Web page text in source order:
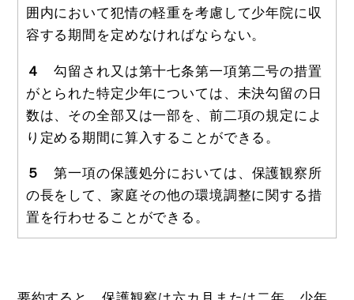
囲内において犯情の軽重を考慮して少年院に収
容する期間を定めなければならない。
４
勾留され又は第十七条第一項第二号の措置
がとられた特定少年については、未決勾留の日
数は、その全部又は一部を、前二項の規定によ
り定める期間に算入することができる。
５
第一項の保護処分においては、保護観察所
の長をして、家庭その他の環境調整に関する措
置を行わせることができる。